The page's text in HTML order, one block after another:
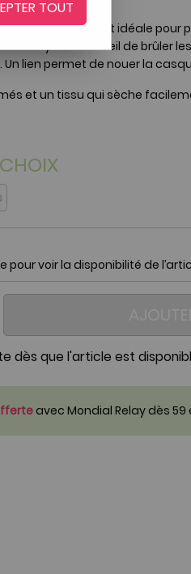
deLässig
est idéale pour
les rayons du soleil de brûler
Un lien permet de nouer la
et un tissu qui sèche
pour voir la disponibilité de
dès que l'article est
avec Mondial Relay dès 59
TOUT